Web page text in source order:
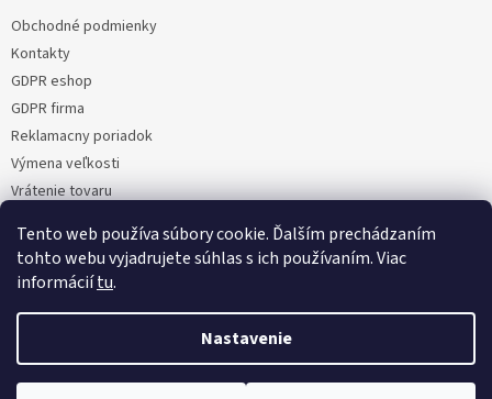
Tento web používa súbory cookie. Ďalším prechádzaním
tohto webu vyjadrujete súhlas s ich používaním. Viac
informáciítu.
Nastavenie
Obchodné podmienky
Kontakty
GDPR eshop
GDPR firma
Reklamacny poriadok
Výmena veľkosti
Vrátenie tovaru
Moja objednávka
Vytvoril Shoptet